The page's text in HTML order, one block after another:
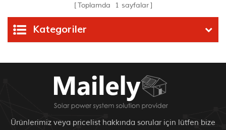
Toplamda 1 sayfalar
Kategoriler
Ürünlerimiz veya pricelist hakkında sorular için lütfen bize